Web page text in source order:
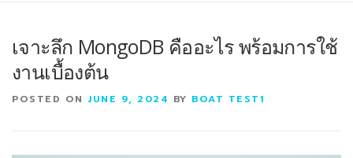
เจาะลึก MongoDB คืออะไร พร้อมการใช้
งานเบื้องต้น
POSTED ON JUNE 9, 2024 BY BOAT TEST1